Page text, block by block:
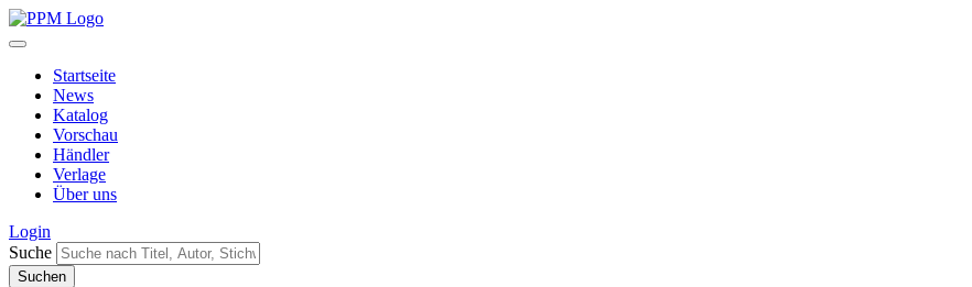
Startseite
News
Katalog
Vorschau
Händler
Verlage
Über uns
Login
Suche